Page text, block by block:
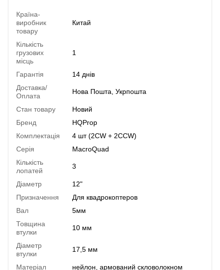
Країна-
виробник
товару
Китай
Кількість
грузових
місць
1
Гарантія
14 днів
Доставка/
Оплата
Нова Пошта, Укрпошта
Стан товару
Новий
Бренд
HQProp
Комплектація
4 шт (2CW + 2CCW)
Серія
MacroQuad
Кількість
лопатей
3
Діаметр
12"
Призначення
Для квадрокоптеров
Вал
5мм
Товщина
втулки
10 мм
Діаметр
втулки
17,5 мм
Матеріал нейлон, армований скловолокном